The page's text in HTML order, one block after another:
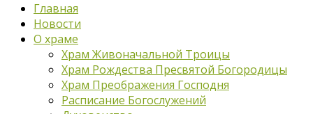
Главная
Новости
О храме
Храм Живоначальной Троицы
Храм Рождества Пресвятой Богородицы
Храм Преображения Господня
Расписание Богослужений